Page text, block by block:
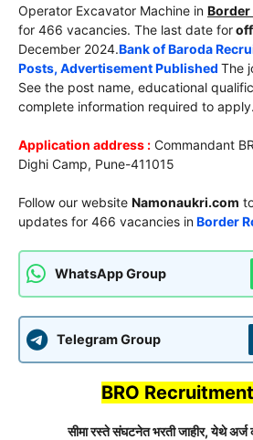
Operator Excavator Machine in Border
for 466 vacancies. The last date for
December 2024.Bank of Baroda
Posts, Advertisement Published The
See the post name, educational
complete information required to apply.
Application address : Commandant
Dighi Camp, Pune-411015
Follow our website Namonaukri.com
updates for 466 vacancies inBorder
WhatsApp Group
Telegram Group
BRO
सीमा रस्ते संघटनेतभरती जाहीर, येथे